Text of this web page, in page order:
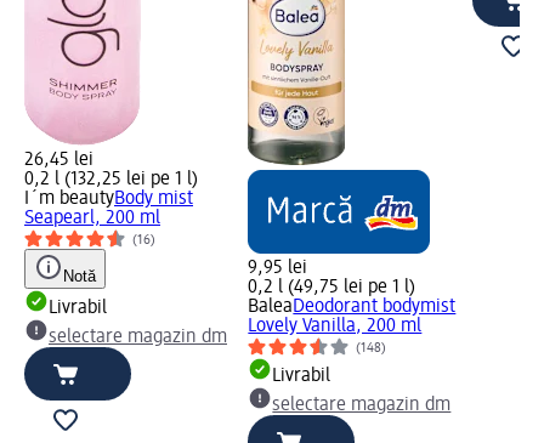
26,45 lei
0,2 l (132,25 lei pe 1 l)
I´m beautyBody mist
Seapearl, 200 ml
(16)
Notă
Livrabil
selectare magazin dm
9,95 lei
0,2 l (49,75 lei pe 1 l)
BaleaDeodorant bodymist
Lovely Vanilla, 200 ml
(148)
Livrabil
selectare magazin dm